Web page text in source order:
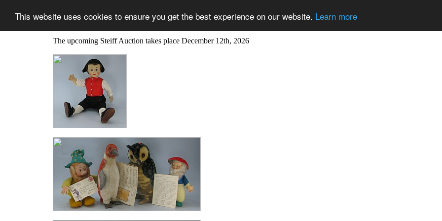
This website uses cookies to ensure you get the best experience on our website. Learn more
The upcoming Steiff Auction takes place December 12th, 2026